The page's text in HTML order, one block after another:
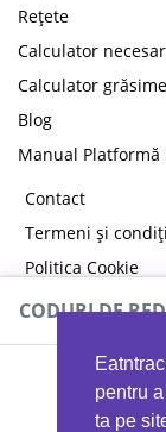
pentru
ta pe
Rețete
Calculator
Calculator
Blog
Manual
Contact
Termeni și
Politica Cookie
Politica de
CODURI DE